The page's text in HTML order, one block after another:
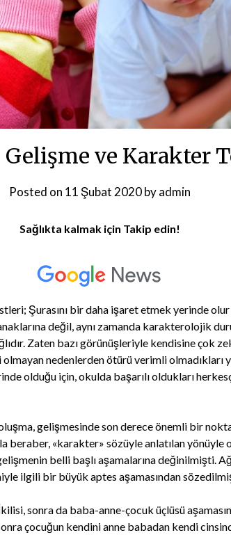
ve Karakter
Posted on 11 Şubat 2020byadmin
Sağlıkta kalmak için Takip edin!
Şurasını bir daha işaret etmek yerinde
değil, aynı zamanda karakterolojik
Zaten bazı görünüşleriyle kendisine çok
nedenlerden ötürü verimli olmadıkları
olduğu için, okulda başarılı oldukları
gelişmesinde son derece önemli bir
beraber, «karakter» sözüyle anlatılan yönüyle
belli başlı aşamalarına değinilmişti.
ilgili bir büyük aptes aşamasından
sonra da baba-anne-çocuk üçlüsü
çocuğun kendini anne babadan kendi